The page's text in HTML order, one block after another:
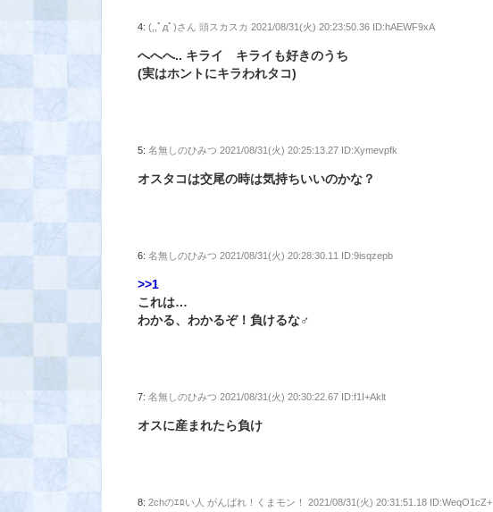
4:(,,ﾟдﾟ)さん 頭スカスカ 2021/08/31(火) 20:23:50.36 ID:hAEWF9xA
へへへ.. キライ キライも好きのうち
(実はホントにキラわれタコ)
5:名無しのひみつ 2021/08/31(火) 20:25:13.27 ID:Xymevpfk
オスタコは交尾の時は気持ちいいのかな？
6:名無しのひみつ 2021/08/31(火) 20:28:30.11 ID:9isqzepb
>>1
これは…
わかる、わかるぞ！負けるな♂
7:名無しのひみつ 2021/08/31(火) 20:30:22.67 ID:f1I+Aklt
オスに産まれたら負け
8:2chのｴﾛい人 がんばれ！くまモン！ 2021/08/31(火) 20:31:51.18 ID:WeqO1cZ+